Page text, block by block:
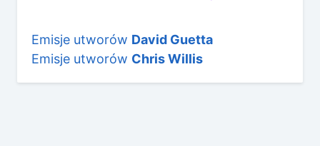
Emisje utworów David Guetta
Emisje utworów Chris Willis